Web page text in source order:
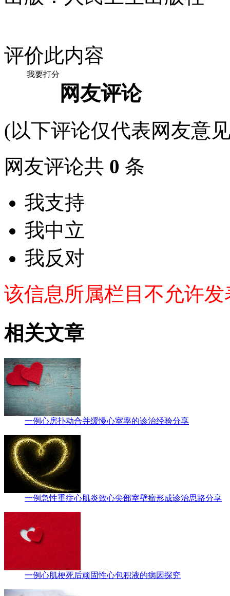
评价此内容
我要打分
网友评论
(以下评论仅代表网友意
网友评论共 0 条
我支持
我中立
我反对
该信息所属栏目不允许
相关文章
一例心房扑动合并缓慢心室率的诊治经验分享
一例急性重症心肌炎致心尖部室壁瘤形成诊治思路分享
一例心肌梗死后顽固性心包积液的病因探究